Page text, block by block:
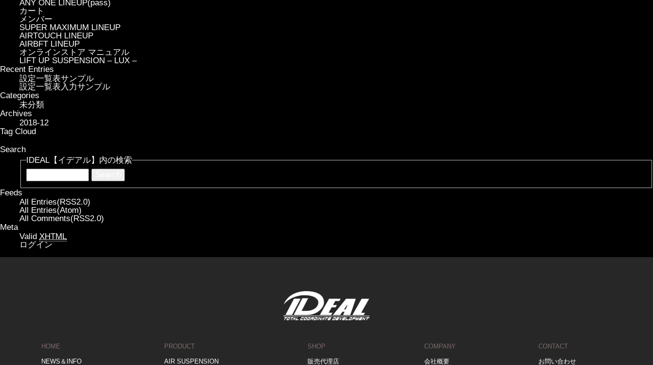
ANY ONE LINEUP(pass)
カート
メンバー
SUPER MAXIMUM LINEUP
AIRTOUCH LINEUP
AIRBFT LINEUP
オンラインストア マニュアル
LIFT UP SUSPENSION – LUX –
Recent Entries
設定一覧表サンプル
設定一覧表入力サンプル
Categories
未分類
Archives
2018-12
Tag Cloud
Search
IDEAL【イデアル】内の検索
Feeds
All Entries(RSS2.0)
All Entries(Atom)
All Comments(RSS2.0)
Meta
Valid XHTML
ログイン
HOME
NEWS＆INFO
PRODUCT
AIR SUSPENSION
SHOP
販売代理店
COMPANY
会社概要
CONTACT
お問い合わせ